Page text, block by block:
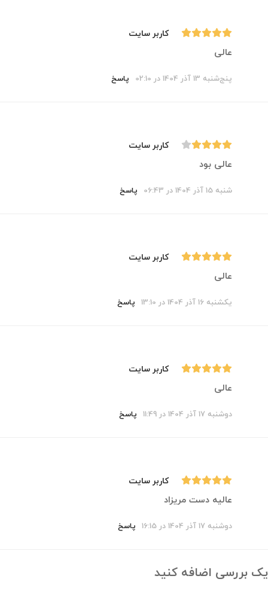
کاربر سایت
عالی
پنج‌شنبه 13 آذر 1404 در 02:10 پاسخ
کاربر سایت
عالی بود
شنبه 15 آذر 1404 در 06:43 پاسخ
کاربر سایت
عالی
یکشنبه 16 آذر 1404 در 13:10 پاسخ
کاربر سایت
عالی
دوشنبه 17 آذر 1404 در 11:49 پاسخ
کاربر سایت
عالیه دست مریزاد
دوشنبه 17 آذر 1404 در 16:15 پاسخ
یک بررسی اضافه کنید